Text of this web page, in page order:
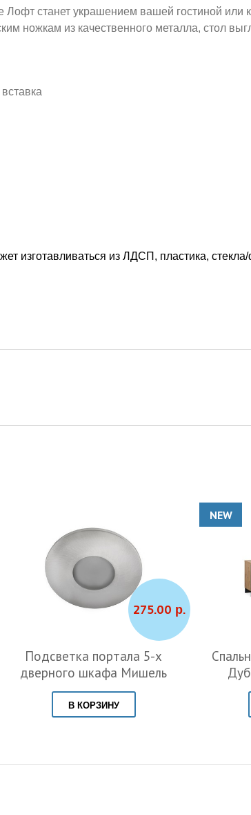
станет украшением вашей гостиной или
ножкам из качественного металла, стол
изготавливаться из ЛДСП, пластика,
275.00 р.
Подсветка портала 5-х
дверного шкафа Мишель
В КОРЗИНУ
NEW